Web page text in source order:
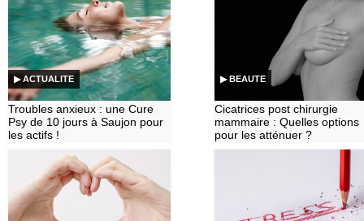
▶ ACTUALITE
Troubles anxieux : une Cure
Psy de 10 jours à Saujon pour
les actifs !
▶ BEAUTE
Cicatrices post chirurgie
mammaire : Quelles options
pour les atténuer ?